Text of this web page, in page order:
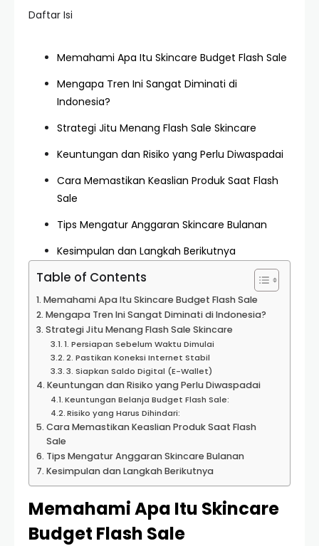
Daftar Isi
Memahami Apa Itu Skincare Budget Flash Sale
Mengapa Tren Ini Sangat Diminati di
Indonesia?
Strategi Jitu Menang Flash Sale Skincare
Keuntungan dan Risiko yang Perlu Diwaspadai
Cara Memastikan Keaslian Produk Saat Flash
Sale
Tips Mengatur Anggaran Skincare Bulanan
Kesimpulan dan Langkah Berikutnya
Table of Contents
Memahami Apa Itu Skincare Budget Flash Sale
Mengapa Tren Ini Sangat Diminati di Indonesia?
Strategi Jitu Menang Flash Sale Skincare
1. Persiapan Sebelum Waktu Dimulai
2. Pastikan Koneksi Internet Stabil
3. Siapkan Saldo Digital (E-Wallet)
Keuntungan dan Risiko yang Perlu Diwaspadai
Keuntungan Belanja Budget Flash Sale:
Risiko yang Harus Dihindari:
Cara Memastikan Keaslian Produk Saat Flash
Sale
Tips Mengatur Anggaran Skincare Bulanan
Kesimpulan dan Langkah Berikutnya
Memahami Apa Itu Skincare
Budget Flash Sale